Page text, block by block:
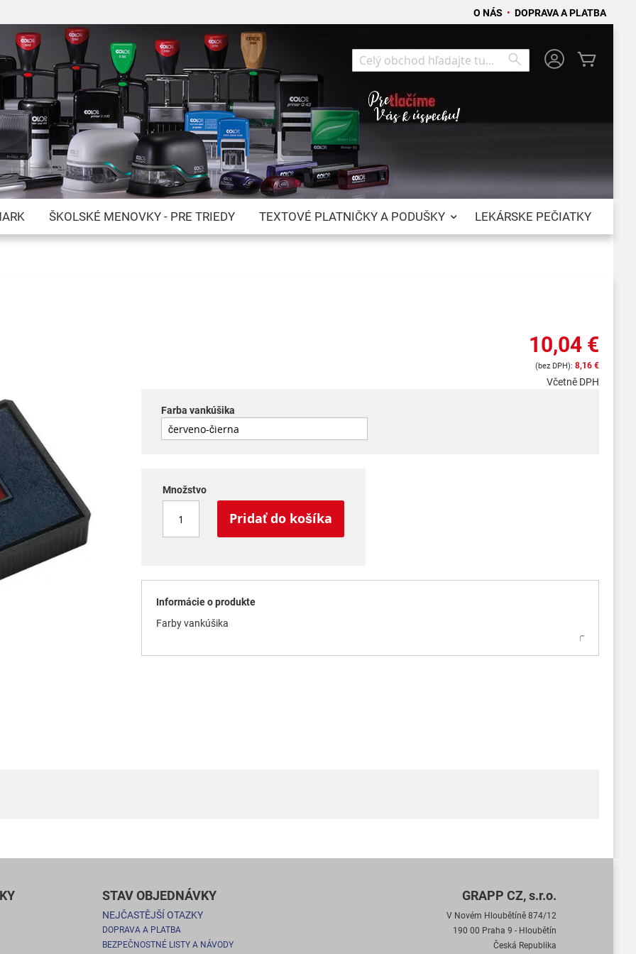
O NÁS • DOPRAVA A PLATBA
to
Content
Search
ŠKOLSKÉ MENOVKY - PRE TRIEDY TEXTOVÉ PLATNIČKY A PODUŠKY LEKÁRSKE PEČIATKY
10,04 €
8,16 €
Včetně DPH
Farba vankúšika
Množstvo
Pridať do košíka
Informácie o produkte
Farby vankúšika
STAV OBJEDNÁVKY
NEJČASTĚJŠÍ OTAZKY
DOPRAVA A PLATBA
BEZPEČNOSTNÉ LISTY A NÁVODY
GRAPP CZ, s.r.o.
V Novém Hloubětíně 874/12
190 00 Praha 9 - Hloubětín
Česká Republika